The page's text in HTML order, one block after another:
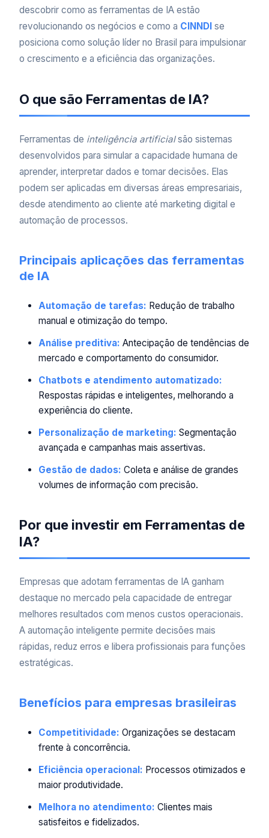
descobrir como as ferramentas de IA estão
revolucionando os negócios e como a CINNDI se
posiciona como solução líder no Brasil para impulsionar
o crescimento e a eficiência das organizações.
O que são Ferramentas de IA?
Ferramentas de inteligência artificialsão sistemas
desenvolvidos para simular a capacidade humana de
aprender, interpretar dados e tomar decisões. Elas
podem ser aplicadas em diversas áreas empresariais,
desde atendimento ao cliente até marketing digital e
automação de processos.
Principais aplicações das ferramentas
de IA
Automação de tarefas: Redução de trabalho
manual e otimização do tempo.
Análise preditiva: Antecipação de tendências de
mercado e comportamento do consumidor.
Chatbots e atendimento automatizado:
Respostas rápidas e inteligentes, melhorando a
experiência do cliente.
Personalização de marketing: Segmentação
avançada e campanhas mais assertivas.
Gestão de dados: Coleta e análise de grandes
volumes de informação com precisão.
Por que investir em Ferramentas de
IA?
Empresas que adotam ferramentas de IA ganham
destaque no mercado pela capacidade de entregar
melhores resultados com menos custos operacionais.
A automação inteligente permite decisões mais
rápidas, reduz erros e libera profissionais para funções
estratégicas.
Benefícios para empresas brasileiras
Competitividade: Organizações se destacam
frente à concorrência.
Eficiência operacional: Processos otimizados e
maior produtividade.
Melhora no atendimento: Clientes mais
satisfeitos e fidelizados.